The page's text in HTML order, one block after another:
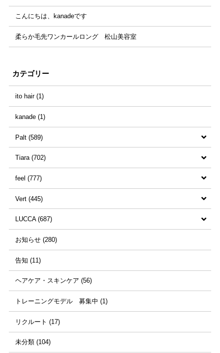
こんにちは、kanadeです
柔らか毛先ワンカールロング 松山美容室
カテゴリー
ito hair (1)
kanade (1)
Palt (589)
すべての記事 (589)
和田優花 (35)
永見仁 (23)
越智雅子 (7)
亀井真介 (16)
田中宏樹 (8)
永見ちぐさ (3)
Tiara (702)
すべての記事 (702)
源智也 (1)
坂本美佐代 (5)
大西紗綾佳 (8)
西本千穂里 (25)
池田彩奈 (19)
芝まり子 (37)
feel (777)
すべての記事 (777)
井上佳映 (3)
高本成規 (22)
中野雄貴 (13)
yuske (3)
田端美殊樹 (15)
高松千滉 (1)
Vert (445)
すべての記事 (445)
藤本空知 (1)
藤岡有希子 (1)
小西悠利 (3)
山﨑美希 (20)
LUCCA (687)
すべての記事 (687)
砂川直也 (6)
石川博美 (5)
善家澄怜 (2)
松下遥 (15)
山根千穂 (18)
お知らせ (280)
告知 (11)
ヘアケア・スキンケア (56)
トレーニングモデル 募集中 (1)
リクルート (17)
未分類 (104)